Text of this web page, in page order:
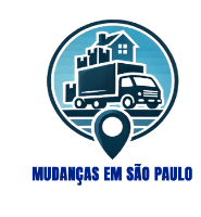
conteúdo